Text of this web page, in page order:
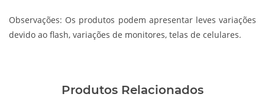
Observações: Os produtos podem apresentar leves variações
devido ao flash, variações de monitores, telas de celulares.
Produtos Relacionados